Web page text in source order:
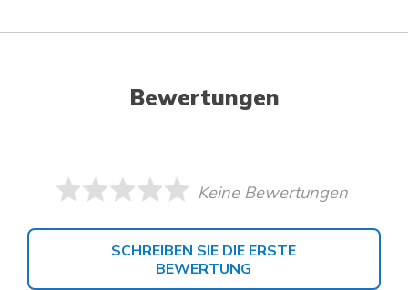
Bewertungen
Keine Bewertungen
SCHREIBEN SIE DIE ERSTE
BEWERTUNG